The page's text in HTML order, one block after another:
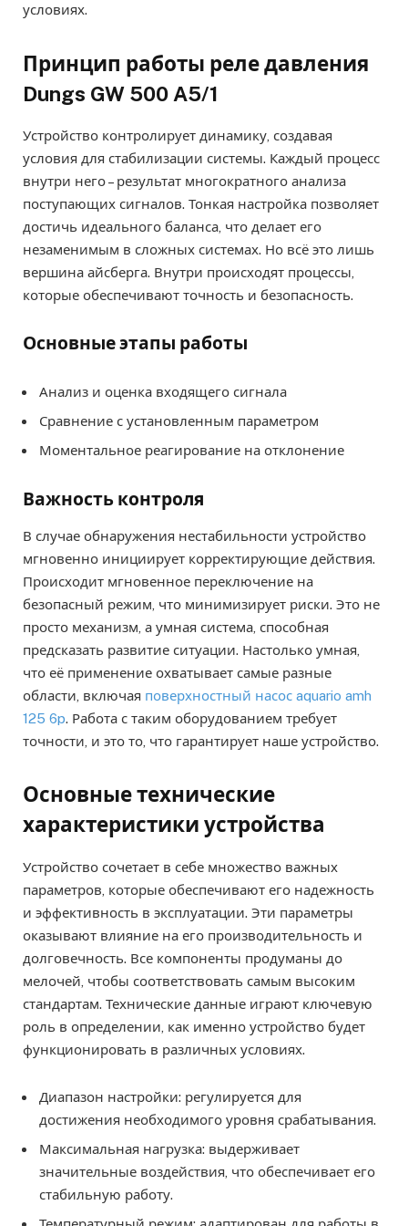
условиях.
Принцип работы реле давления
Dungs GW 500 A5/1
Устройство контролирует динамику, создавая
условия для стабилизации системы. Каждый процесс
внутри него – результат многократного анализа
поступающих сигналов. Тонкая настройка позволяет
достичь идеального баланса, что делает его
незаменимым в сложных системах. Но всё это лишь
вершина айсберга. Внутри происходят процессы,
которые обеспечивают точность и безопасность.
Основные этапы работы
Анализ и оценка входящего сигнала
Сравнение с установленным параметром
Моментальное реагирование на отклонение
Важность контроля
В случае обнаружения нестабильности устройство
мгновенно инициирует корректирующие действия.
Происходит мгновенное переключение на
безопасный режим, что минимизирует риски. Это не
просто механизм, а умная система, способная
предсказать развитие ситуации. Настолько умная,
что её применение охватывает самые разные
области, включая поверхностный насос aquario amh
125 6p. Работа с таким оборудованием требует
точности, и это то, что гарантирует наше устройство.
Основные технические
характеристики устройства
Устройство сочетает в себе множество важных
параметров, которые обеспечивают его надежность
и эффективность в эксплуатации. Эти параметры
оказывают влияние на его производительность и
долговечность. Все компоненты продуманы до
мелочей, чтобы соответствовать самым высоким
стандартам. Технические данные играют ключевую
роль в определении, как именно устройство будет
функционировать в различных условиях.
Диапазон настройки: регулируется для
достижения необходимого уровня срабатывания.
Максимальная нагрузка: выдерживает
значительные воздействия, что обеспечивает его
стабильную работу.